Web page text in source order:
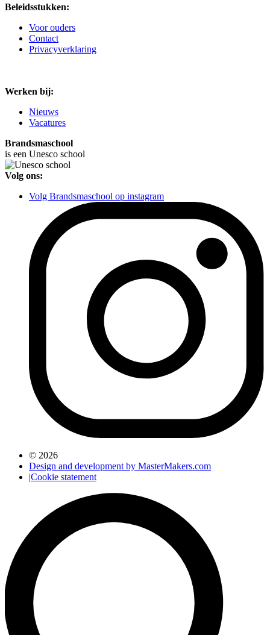
Beleidsstukken:
Voor ouders
Contact
Privacyverklaring
Werken bij:
Nieuws
Vacatures
Brandsmaschool
is een Unesco school
Volg ons:
Volg Brandsmaschool op instagram
© 2026
Design and development by MasterMakers.com
|Cookie statement